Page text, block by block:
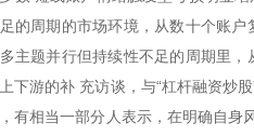
的周期的市场环境，从数十个账
主题并行但持续性不足的周期里
下游的补 充访谈，与“杠杆融资炒
有相当一部分人表示，在明确自身